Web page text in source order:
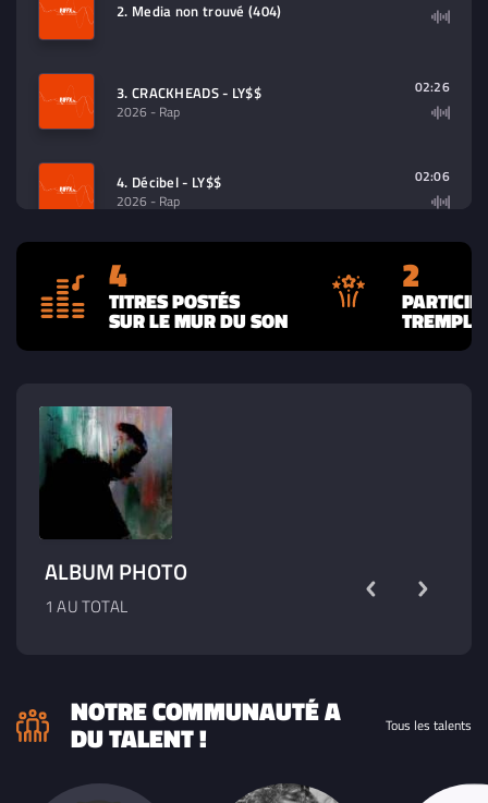
2. Media non trouvé (404)
3. CRACKHEADS - LY$$
2026 - Rap
02:26
4. Décibel - LY$$
2026 - Rap
02:06
4
TITRES POSTÉS
SUR LE MUR DU SON
2
ALBUM PHOTO
1 AU TOTAL
NOTRE COMMUNAUTÉ A
DU TALENT ! Tous les talents